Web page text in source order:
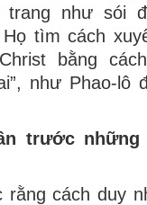
trang như sói
tìm cách
bằng
như Phao-lô
trước
cách duy